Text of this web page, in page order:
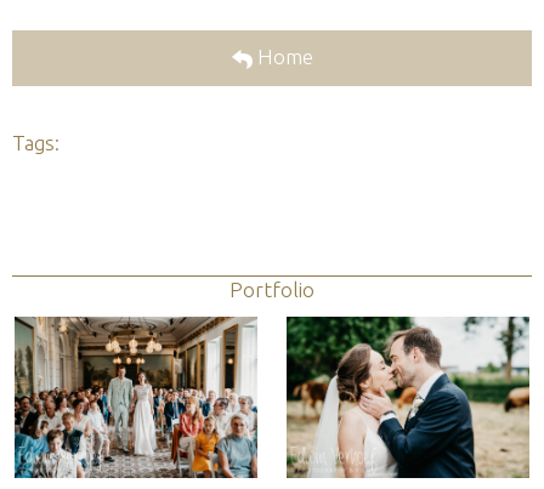
Home
Tags:
Portfolio